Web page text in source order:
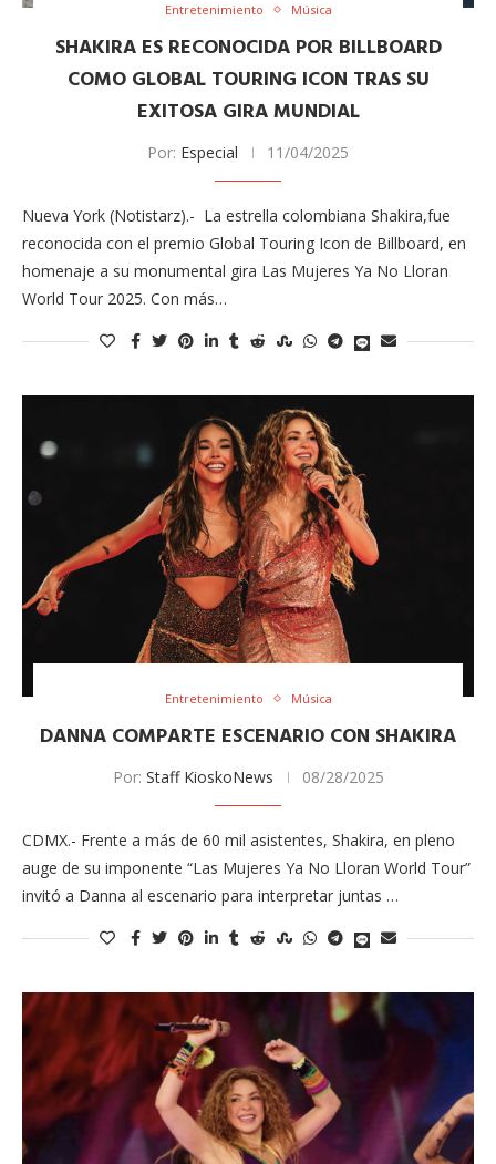
Entretenimiento Música
SHAKIRA ES RECONOCIDA POR BILLBOARD
COMO GLOBAL TOURING ICON TRAS SU
EXITOSA GIRA MUNDIAL
Por: Especial 11/04/2025
Nueva York (Notistarz).- La estrella colombiana Shakira,fue
reconocida con el premio Global Touring Icon de Billboard, en
homenaje a su monumental gira Las Mujeres Ya No Lloran
World Tour 2025. Con más…
Entretenimiento Música
DANNA COMPARTE ESCENARIO CON SHAKIRA
Por: Staff KioskoNews 08/28/2025
CDMX.- Frente a más de 60 mil asistentes, Shakira, en pleno
auge de su imponente “Las Mujeres Ya No Lloran World Tour”
invitó a Danna al escenario para interpretar juntas …